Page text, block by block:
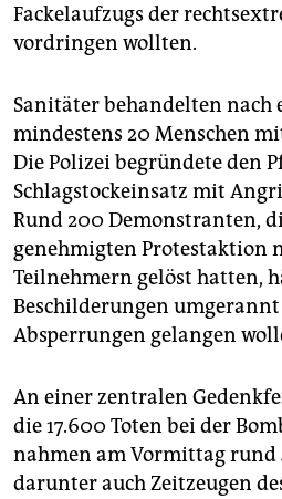
epaper login
Fackelaufzugs der
vordringen wollten.
Sanitäter behandelten nach
mindestens 20 Menschen
Die Polizei begründete den
Schlagstockeinsatz mit
Rund 200 Demonstranten,
genehmigten Protestaktion
Teilnehmern gelöst hatten,
Beschilderungen
Absperrungen gelangen
An einer zentralen
die 17.600 Toten bei der
nahmen am Vormittag rund
darunter auch Zeitzeugen